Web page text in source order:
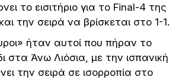
το εισιτήριο για το Final-4 της
την σειρά να βρίσκεται στο 1-1.
ήταν αυτοί που πήραν το
στα Άνω Λιόσια, με την ισπανική
την σειρά σε ισορροπία στο